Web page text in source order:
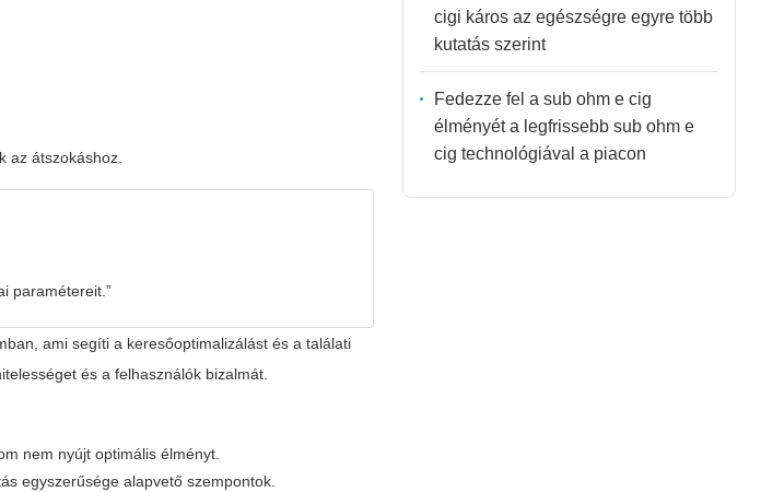
az átszokáshoz.
paramétereit.”
ami segíti a keresőoptimalizálást és a találati
és a felhasználók bizalmát.
nem nyújt optimális élményt.
egyszerűsége alapvető szempontok.
cigi káros az egészségre egyre több
kutatás szerint
Fedezze fel a sub ohm e cig
élményét a legfrissebb sub ohm e
cig technológiával a piacon